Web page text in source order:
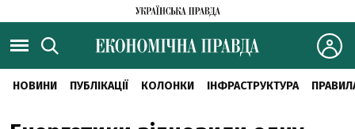
НОВИНИ ПУБЛІКАЦІЇ КОЛОНКИ ІНФРАСТРУКТУРА